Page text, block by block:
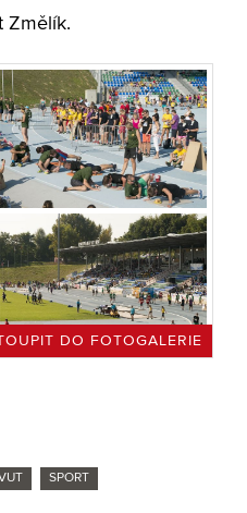
Změlík.
DO FOTOGALERIE
SPORT